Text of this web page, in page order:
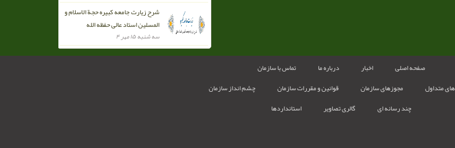
شرح زیارت جامعه کبیره حجة الاسلام و
المسلین استاد عالی حفظه الله
سه شنبه ۱۵ مهر ۴
صفحه اصلی اخبار درباره ما
تماس با سازمان
متداول
مجوزهای سازمان قوانین و مقررات سازمان
چشم انداز سازمان
چند رسانه ای
گالری تصاویر استانداردها